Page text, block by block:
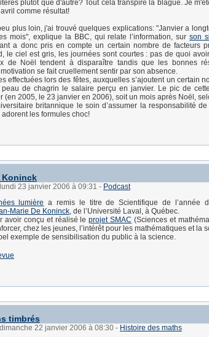
plutôt que d'autre? Tout cela transpire la blague. Je
comme résultat!
plus loin, j'ai trouvé quelques explications: "Janvier a
mois", explique la BBC, qui relate l’information, surson
a donc pris en compte un certain nombre de facteurs
le ciel est gris, les journées sont courtes : pas de quoi
de Noël tendent à disparaître tandis que les bonnes
se fait cruellement sentir par son absence.
effectuées lors des fêtes, auxquelles s’ajoutent un certain
peau de chagrin le salaire perçu en janvier. Le pic de
(en 2005, le 23 janvier en 2006), soit un mois après Noël,
britannique le soin d’assumer la responsabilité
les formules choc!
Koninck
23 janvier 2006 à 09:31 - Podcast
lumière a remis le titre de Scientifique de l’année
Marie De Koninck, de l’Université Laval, à Québec.
avoir conçu et réalisé leprojet SMAC (Sciences et
chez les jeunes, l’intérêt pour les mathématiques et la
exemple de sensibilisation du public à la science.
timbrés
22 janvier 2006 à 08:30 - Histoire des maths